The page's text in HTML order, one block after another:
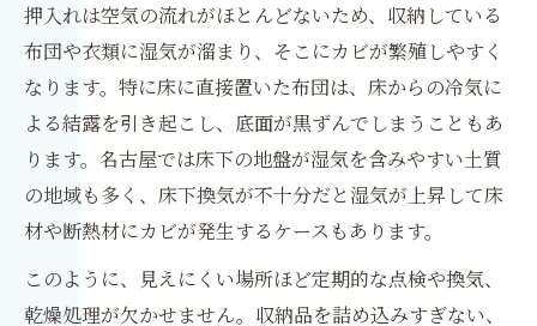
押入れは空気の流れがほとんどないため、収納している
布団や衣類に湿気が溜まり、そこにカビが繁殖しやすく
なります。特に床に直接置いた布団は、床からの冷気に
よる結露を引き起こし、底面が黒ずんでしまうこともあ
ります。名古屋では床下の地盤が湿気を含みやすい土質
の地域も多く、床下換気が不十分だと湿気が上昇して床
材や断熱材にカビが発生するケースもあります。
このように、見えにくい場所ほど定期的な点検や換気、
乾燥処理が欠かせません。収納品を詰め込みすぎない、